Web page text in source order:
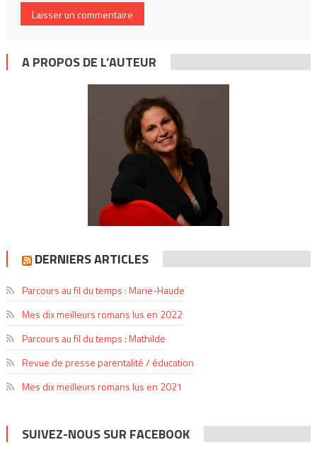
A PROPOS DE L’AUTEUR
DERNIERS ARTICLES
Parcours au fil du temps : Marie-Haude
Mes dix meilleurs romans lus en 2022
Parcours au fil du temps : Mathilde
Revue de presse parentalité / éducation
Mes dix meilleurs romans lus en 2021
SUIVEZ-NOUS SUR FACEBOOK